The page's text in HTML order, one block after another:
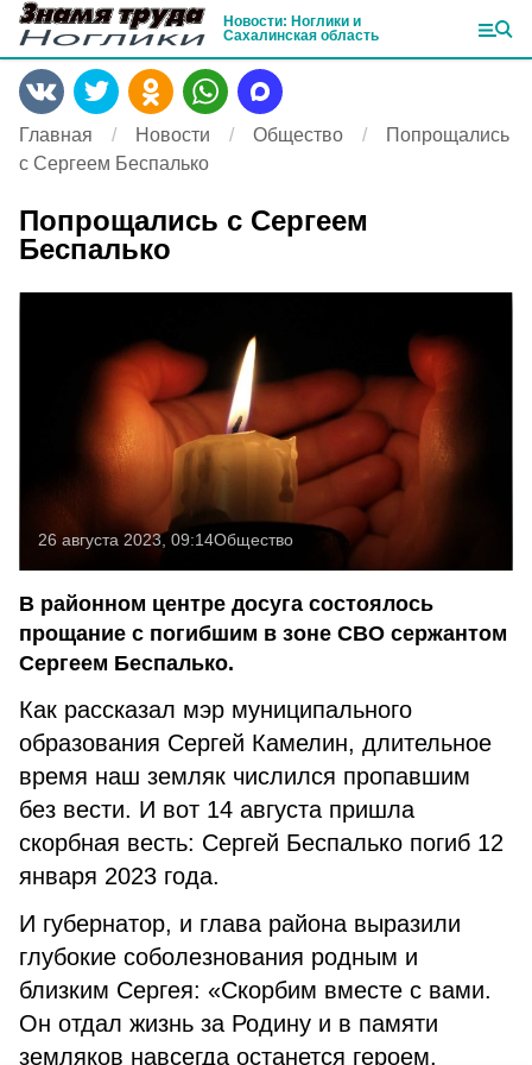
Новости: Ноглики и
Сахалинская область
Главная Новости Общество
Попрощались
с Сергеем Беспалько
Попрощались с Сергеем
Беспалько
26 августа 2023, 09:14Общество
В районном центре досуга состоялось
прощание с погибшим в зоне СВО сержантом
Сергеем Беспалько.
Как рассказал мэр муниципального
образования Сергей Камелин, длительное
время наш земляк числился пропавшим
без вести. И вот 14 августа пришла
скорбная весть: Сергей Беспалько погиб 12
января 2023 года.
И губернатор, и глава района выразили
глубокие соболезнования родным и
близким Сергея: «Скорбим вместе с вами.
Он отдал жизнь за Родину и в памяти
земляков навсегда останется героем.